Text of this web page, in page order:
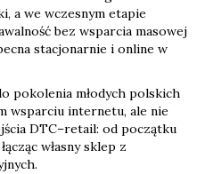
a we wczesnym etapie
bez wsparcia masowej
stacjonarnie i online w
pokolenia młodych polskich
wsparciu internetu, ale nie
DTC–retail: od początku
własny sklep z